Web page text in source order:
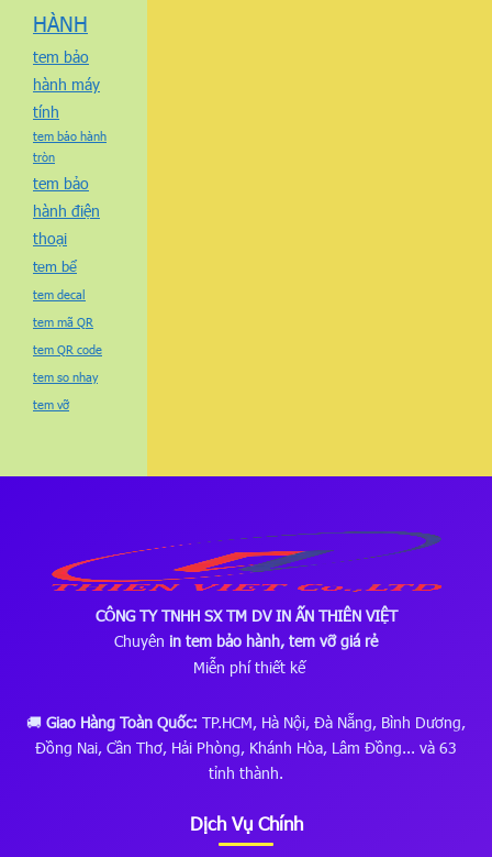
HÀNH
tem bảo
hành máy
tính
tem bảo hành
tròn
tem bảo
hành điện
thoại
tem bể
tem decal
tem mã QR
tem QR code
tem so nhay
tem vỡ
CÔNG TY TNHH SX TM DV IN ẤN THIÊN VIỆT
Chuyên in tem bảo hành, tem vỡ giá rẻ
Miễn phí thiết kế
🚚 Giao Hàng Toàn Quốc: TP.HCM, Hà Nội, Đà Nẵng, Bình Dương,
Đồng Nai, Cần Thơ, Hải Phòng, Khánh Hòa, Lâm Đồng... và 63
tỉnh thành.
Dịch Vụ Chính